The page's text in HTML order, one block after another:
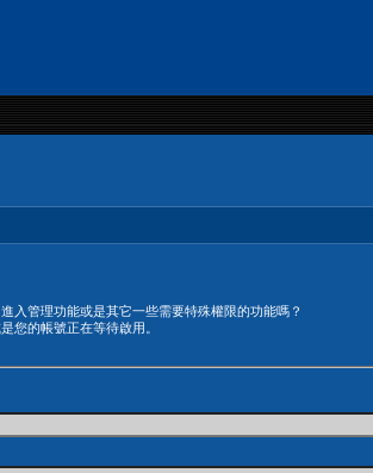
入管理功能或是其它一些需要特殊權限的功能嗎？
您的帳號正在等待啟用。